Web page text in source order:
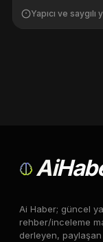
Yapıcı ve
Ai
Ai Haber; güncel
rehber/inceleme
derleyen,